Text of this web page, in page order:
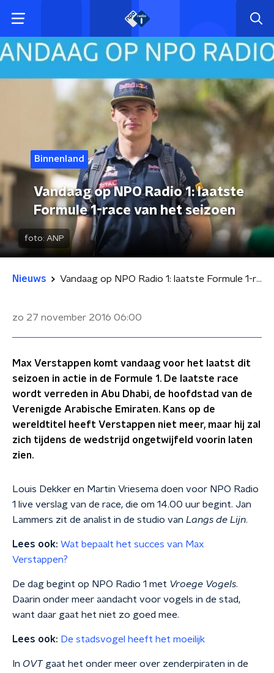
Binnenland
Vandaag op NPO Radio 1: laatste
Formule 1-race van het seizoen
foto: ANP
Nieuws Vandaag op NPO Radio 1: laatste Formule 1-race van het seizoen
zo 27 november 2016 06:00
Max Verstappen komt vandaag voor het laatst dit
seizoen in actie in de Formule 1. De laatste race
wordt verreden in Abu Dhabi, de hoofdstad van de
Verenigde Arabische Emiraten. Kans op de
wereldtitel heeft Verstappen niet meer, maar hij zal
zich tijdens de wedstrijd ongetwijfeld voorin laten
zien.
Louis Dekker en Martin Vriesema doen voor NPO Radio
1 live verslag van de race, die om 14.00 uur begint. Jan
Lammers zit de analist in de studio van Langs de Lijn.
Lees ook: Wat bepaalt het succes van Max
Verstappen?
De dag begint op NPO Radio 1 met Vroege Vogels.
Daarin onder meer aandacht voor vogels in de stad,
want daar gaat het niet zo goed mee.
Lees ook: De stadsvogel heeft het moeilijk
In OVT gaat het onder meer over zenderpiraten in de